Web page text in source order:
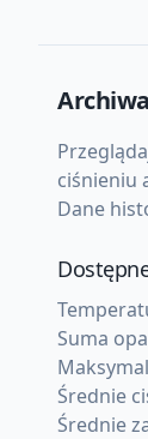
ciśnieniu
Dane
Suma
Średnie
Średnie